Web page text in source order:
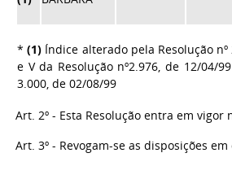
*(1) Índice alterado pela Resolução
e V da Resolução nº2.976, de 12/04/
3.000, de 02/08/99
Art. 2º - Esta Resolução entra em
Art. 3º - Revogam-se as disposições